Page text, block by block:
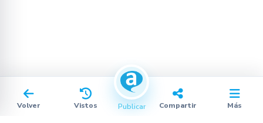
Volver Vistos Publicar Compartir Más